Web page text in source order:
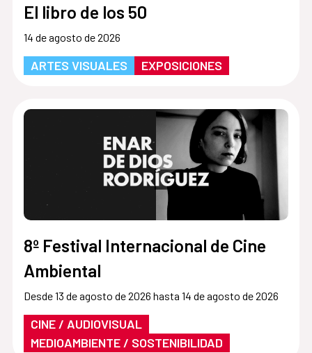
El libro de los 50
14 de agosto de 2026
ARTES VISUALES EXPOSICIONES
8º Festival Internacional de Cine
Ambiental
Desde 13 de agosto de 2026 hasta 14 de agosto de 2026
CINE / AUDIOVISUAL
MEDIOAMBIENTE / SOSTENIBILIDAD